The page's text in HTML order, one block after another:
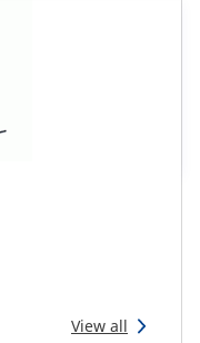
View all